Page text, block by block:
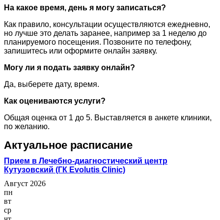
На какое время, день я могу записаться?
Как правило, консультации осуществляются ежедневно,
но лучше это делать заранее, например за 1 неделю до
планируемого посещения. Позвоните по телефону,
запишитесь или оформите онлайн заявку.
Могу ли я подать заявку онлайн?
Да, выберете дату, время.
Как оцениваются услуги?
Общая оценка от 1 до 5. Выставляется в анкете клиники,
по желанию.
Актуальное расписание
Прием в Лечебно-диагностический центр
Кутузовский (ГК Evolutis Clinic)
Август 2026
пн
вт
ср